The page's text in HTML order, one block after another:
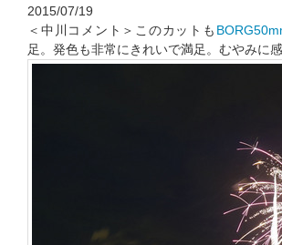
2015/07/19
＜中川コメント＞このカットも
足。発色も非常にきれいで満足。むやみに